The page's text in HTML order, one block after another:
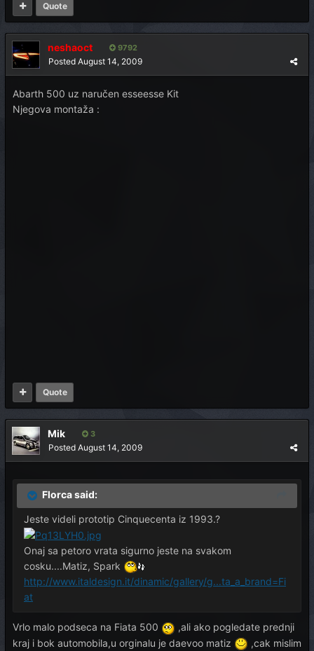
Quote
neshaoct 9792
Posted August 14, 2009
Abarth 500 uz naručen esseesse Kit
Njegova montaža :
Quote
Mik 3
Posted August 14, 2009
Florca said:
Jeste videli prototip Cinquecenta iz 1993.?
Onaj sa petoro vrata sigurno jeste na svakom
cosku....Matiz, Spark
http://www.italdesign.it/dinamic/gallery/g...ta_a_brand=Fi
at
Vrlo malo podseca na Fiata 500
,ali ako pogledate prednji
kraj i bok automobila,u orginalu je daevoo matiz
,cak mislim